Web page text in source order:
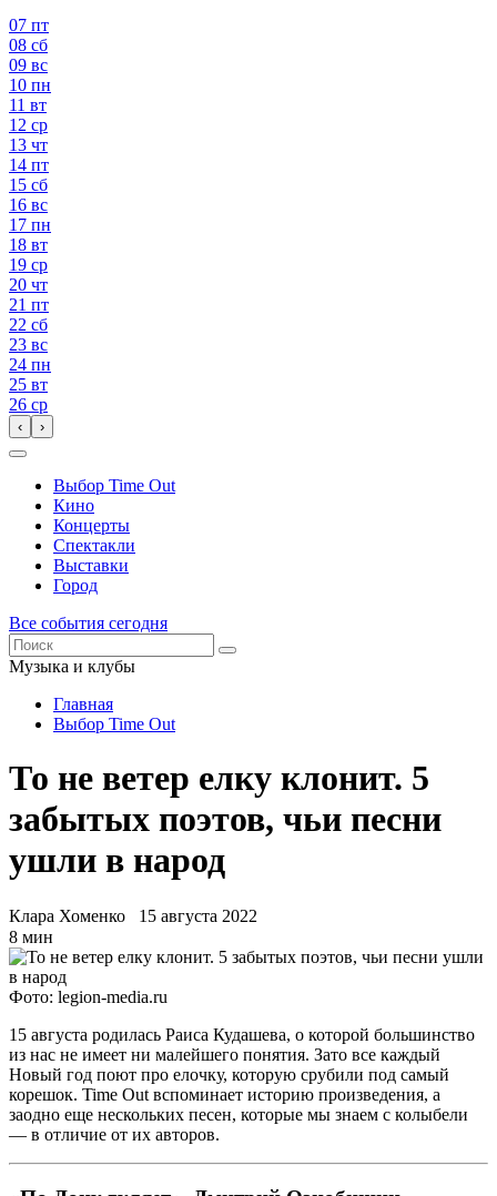
07 пт
08 сб
09 вс
10 пн
11 вт
12 ср
13 чт
14 пт
15 сб
16 вс
17 пн
18 вт
19 ср
20 чт
21 пт
22 сб
23 вс
24 пн
25 вт
26 ср
‹ ›
Выбор Time Out
Кино
Концерты
Спектакли
Выставки
Город
Все события сегодня
Музыка и клубы
Главная
Выбор Time Out
То не ветер елку клонит. 5
забытых поэтов, чьи песни
ушли в народ
Клара Хоменко
15 августа 2022
8 мин
Фото: legion-media.ru
15 августа родилась Раиса Кудашева, о которой большинство
из нас не имеет ни малейшего понятия. Зато все каждый
Новый год поют про елочку, которую срубили под самый
корешок. Time Out вспоминает историю произведения, а
заодно еще нескольких песен, которые мы знаем с колыбели
— в отличие от их авторов.